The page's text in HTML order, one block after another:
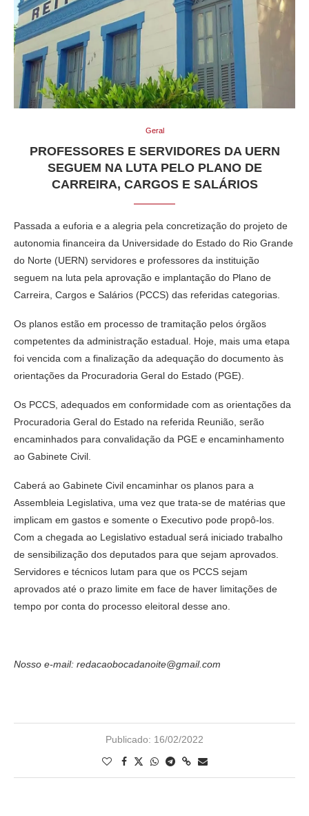
Geral
PROFESSORES E SERVIDORES DA UERN
SEGUEM NA LUTA PELO PLANO DE
CARREIRA, CARGOS E SALÁRIOS
Passada a euforia e a alegria pela concretização do projeto de
autonomia financeira da Universidade do Estado do Rio Grande
do Norte (UERN) servidores e professores da instituição
seguem na luta pela aprovação e implantação do Plano de
Carreira, Cargos e Salários (PCCS) das referidas categorias.
Os planos estão em processo de tramitação pelos órgãos
competentes da administração estadual. Hoje, mais uma etapa
foi vencida com a finalização da adequação do documento às
orientações da Procuradoria Geral do Estado (PGE).
Os PCCS, adequados em conformidade com as orientações da
Procuradoria Geral do Estado na referida Reunião, serão
encaminhados para convalidação da PGE e encaminhamento
ao Gabinete Civil.
Caberá ao Gabinete Civil encaminhar os planos para a
Assembleia Legislativa, uma vez que trata-se de matérias que
implicam em gastos e somente o Executivo pode propô-los.
Com a chegada ao Legislativo estadual será iniciado trabalho
de sensibilização dos deputados para que sejam aprovados.
Servidores e técnicos lutam para que os PCCS sejam
aprovados até o prazo limite em face de haver limitações de
tempo por conta do processo eleitoral desse ano.
Nosso e-mail: redacaobocadanoite@gmail.com
Publicado: 16/02/2022